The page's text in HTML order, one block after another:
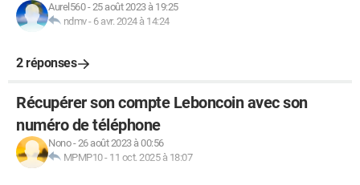
Aurel560-25 août 2023 à 19:25
ndmv- 6 avr. 2024 à 14:24
2 réponses
Récupérer son compte Leboncoin avec son
numéro de téléphone
Nono-26 août 2023 à 00:56
MPMP10- 11 oct. 2025 à 18:07